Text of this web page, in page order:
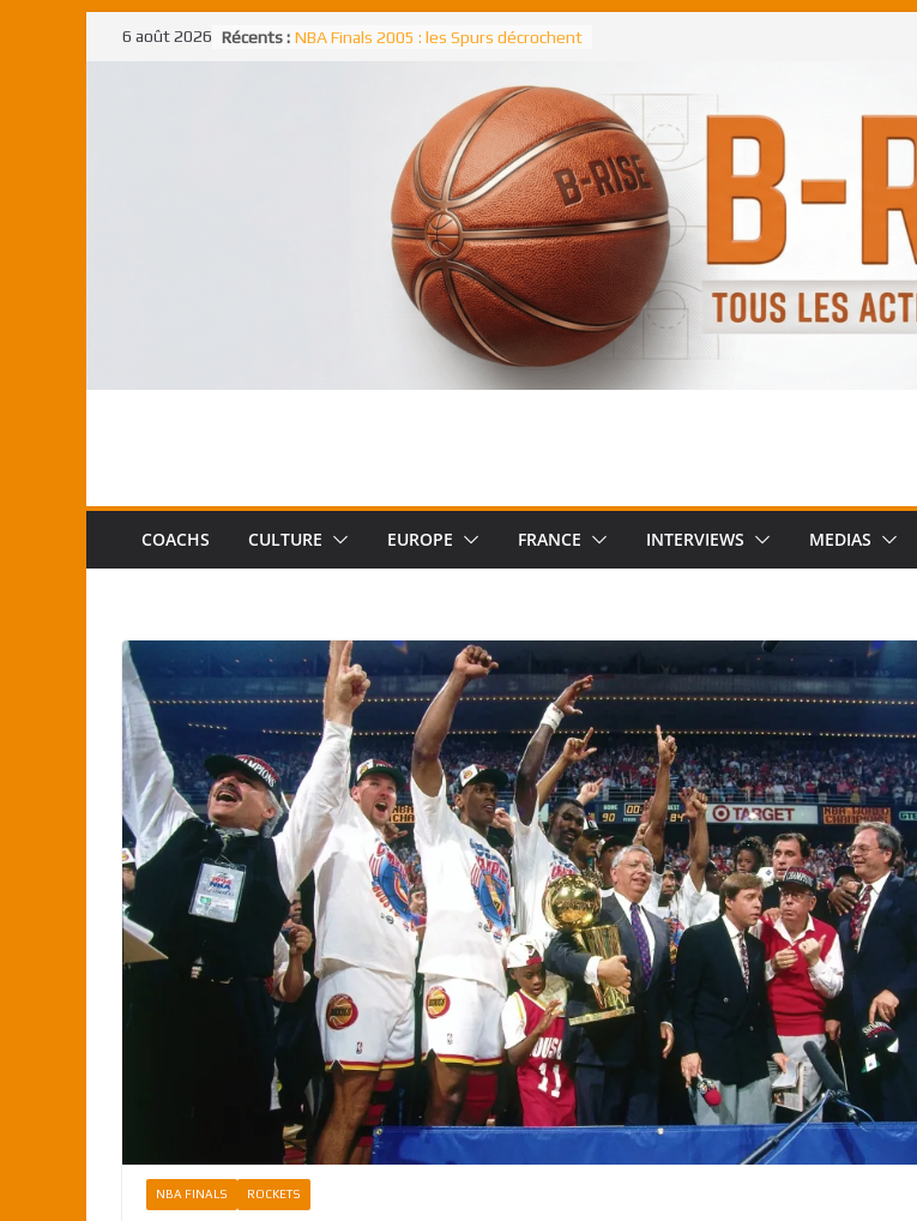
Passer6 août 2026 Récents : NBA Finals 2005 : les Spurs décrochent
NBA Finals 2021 : les Bucks et Giannis
Antetokounmpo triomphent, le Greek
Shai Gilgeous-Alexander : son premier
match à plus de 40 points en NBA, le
canadien transcendant face aux Spurs
Pau Gasol dans l’histoire en 2002 :
premier européen sacré Rookie de
Rudy Gobert, deuxième Français élu
meilleur défenseur d’une saison NBA
COACHS CULTURE EUROPE FRANCE INTERVIEWS MEDIAS
NBA FINALS ROCKETS